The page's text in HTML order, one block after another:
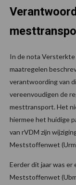
In de nota
maatregelen
verantwoording van
vereenvoudigen de
mesttransport. Het
hiermee het huidige
van rVDM zijn
Meststoffenwet
Eerder dit jaar was
Meststoffenwet